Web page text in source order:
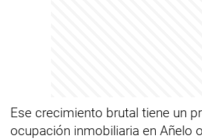
Ese crecimiento brutal tiene un
ocupación inmobiliaria en Añelo